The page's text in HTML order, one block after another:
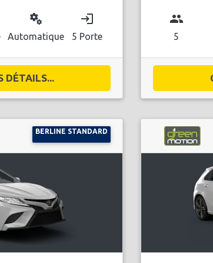
miscellaneous_services
Automatique
login
5 Porte
DÉTAILS...
group
5
BERLINE STANDARD